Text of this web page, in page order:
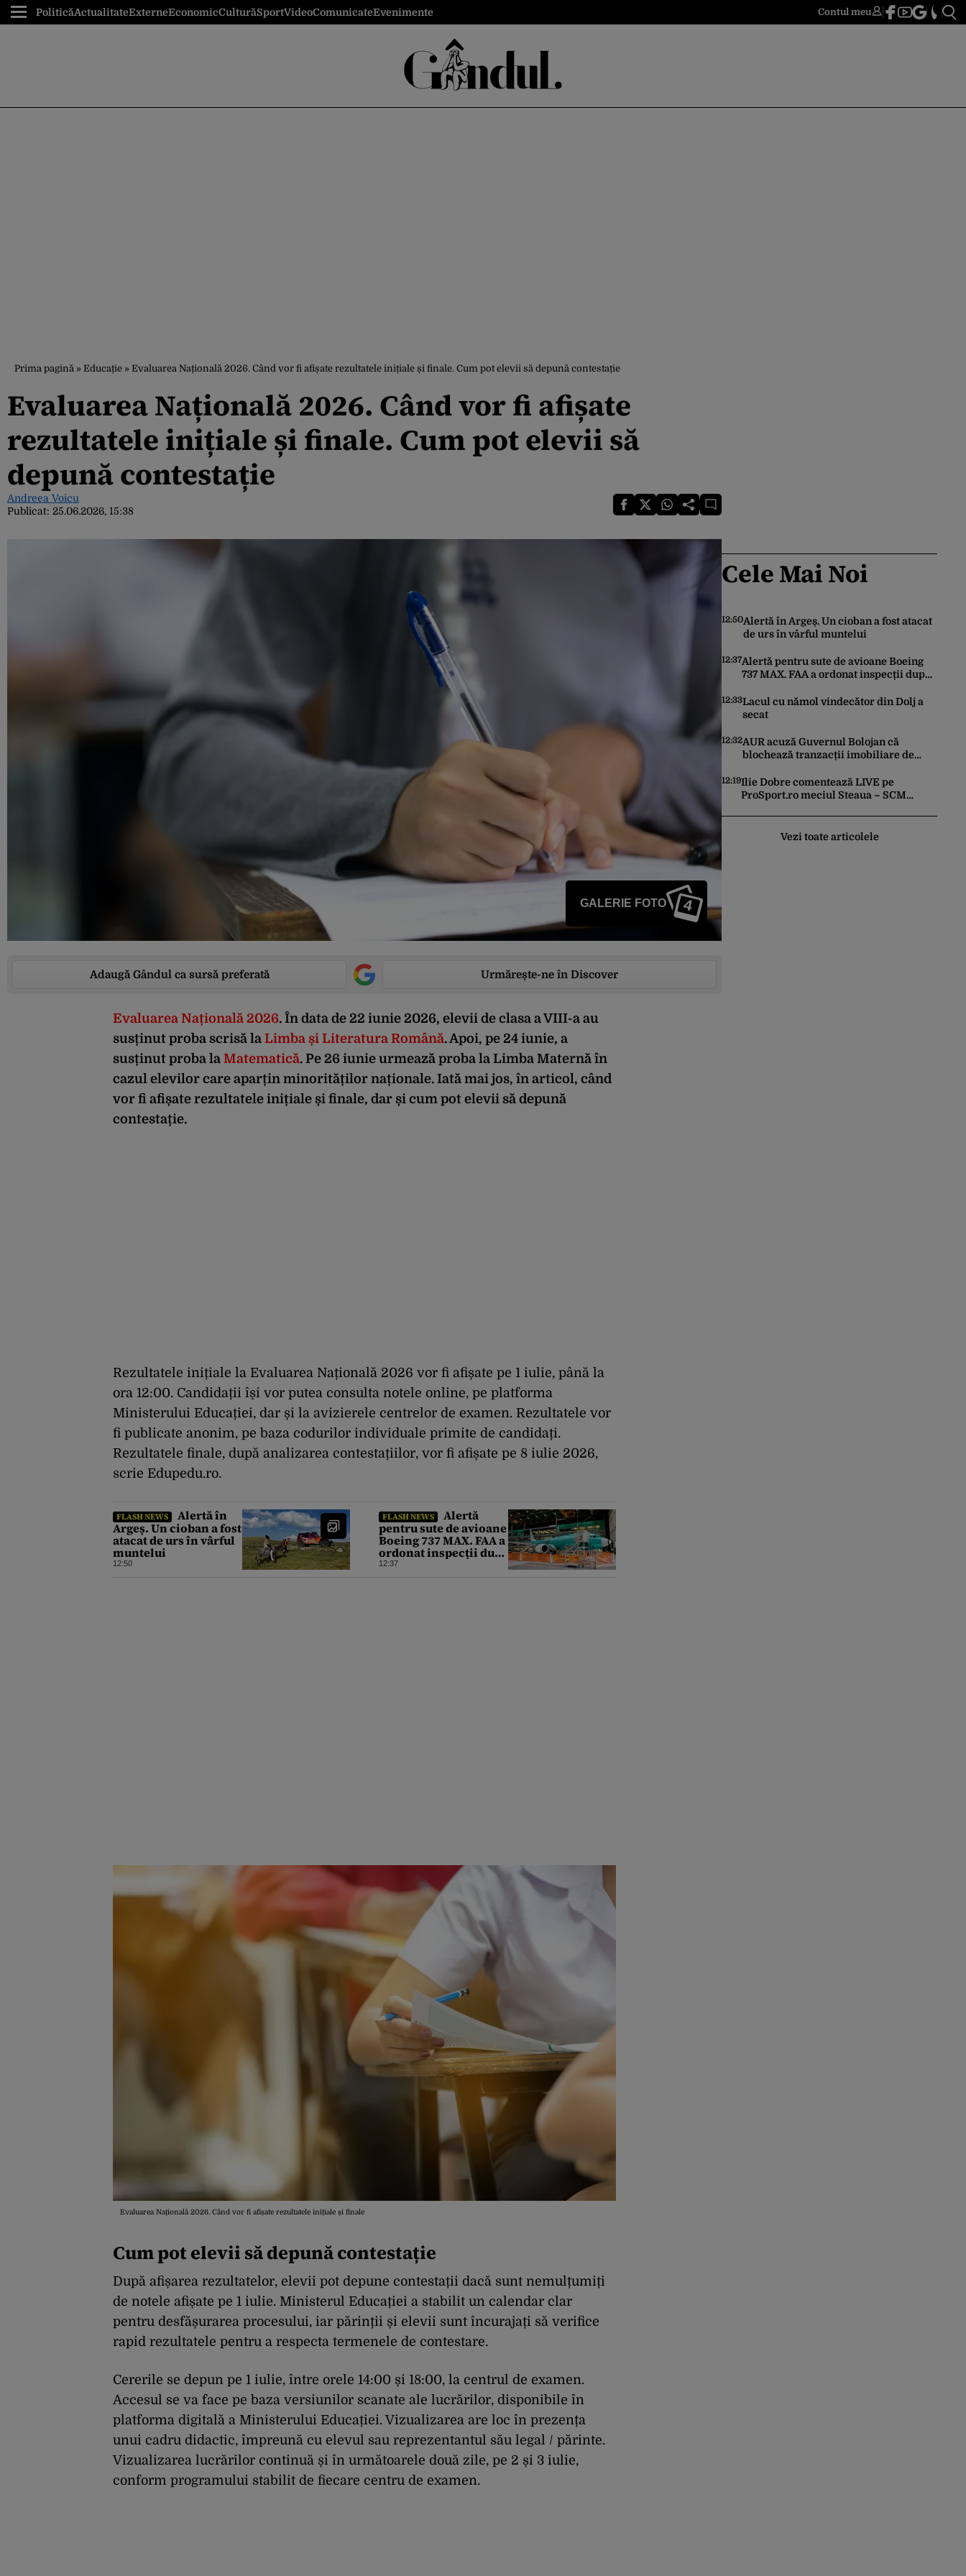
PoliticăActualitateExterneEconomicCulturăSportVideoComunicateEvenimente Contul meu
Prima pagină » Educație » Evaluarea Națională 2026. Când vor fi afișate rezultatele inițiale și finale. Cum pot elevii să depună contestație
Evaluarea Națională 2026. Când vor fi afișate
rezultatele inițiale și finale. Cum pot elevii să
depună contestație
Andreea Voicu
Publicat: 25.06.2026, 15:38
GALERIE FOTO 4
Adaugă Gândul ca sursă preferată Urmărește-ne în Discover
Evaluarea Națională 2026. În data de 22 iunie 2026, elevii de clasa a VIII-a au
susținut proba scrisă la Limba și Literatura Română. Apoi, pe 24 iunie, a
susținut proba la Matematică. Pe 26 iunie urmează proba la Limba Maternă în
cazul elevilor care aparțin minorităților naționale. Iată mai jos, în articol, când
vor fi afișate rezultatele inițiale și finale, dar și cum pot elevii să depună
contestație.
Rezultatele inițiale la Evaluarea Națională 2026 vor fi afișate pe 1 iulie, până la
ora 12:00. Candidații își vor putea consulta notele online, pe platforma
Ministerului Educației, dar și la avizierele centrelor de examen. Rezultatele vor
fi publicate anonim, pe baza codurilor individuale primite de candidați.
Rezultatele finale, după analizarea contestațiilor, vor fi afișate pe 8 iulie 2026,
scrie Edupedu.ro.
FLASH NEWS
Alertă în
Argeș. Un cioban a fost
atacat de urs în vârful
muntelui
12:50
FLASH NEWS
Alertă
pentru sute de avioane
Boeing 737 MAX. FAA a
ordonat inspecții după
descoperirea unor
12:37
Evaluarea Națională 2026. Când vor fi afișate rezultatele inițiale și finale
Cum pot elevii să depună contestație
După afișarea rezultatelor, elevii pot depune contestații dacă sunt nemulțumiți
de notele afișate pe 1 iulie. Ministerul Educației a stabilit un calendar clar
pentru desfășurarea procesului, iar părinții și elevii sunt încurajați să verifice
rapid rezultatele pentru a respecta termenele de contestare.
Cererile se depun pe 1 iulie, între orele 14:00 și 18:00, la centrul de examen.
Accesul se va face pe baza versiunilor scanate ale lucrărilor, disponibile în
platforma digitală a Ministerului Educației. Vizualizarea are loc în prezența
unui cadru didactic, împreună cu elevul sau reprezentantul său legal / părinte.
Vizualizarea lucrărilor continuă și în următoarele două zile, pe 2 și 3 iulie,
conform programului stabilit de fiecare centru de examen.
Cele Mai Noi
12:50Alertă în Argeș. Un cioban a fost atacat
de urs în vârful muntelui
12:37Alertă pentru sute de avioane Boeing
737 MAX. FAA a ordonat inspecții după
principală a aeronavelor
12:33Lacul cu nămol vindecător din Dolj a
secat
12:32AUR acuză Guvernul Bolojan că
blochează tranzacții imobiliare de
12:19Ilie Dobre comentează LIVE pe
ProSport.ro meciul Steaua – SCM
Vezi toate articolele